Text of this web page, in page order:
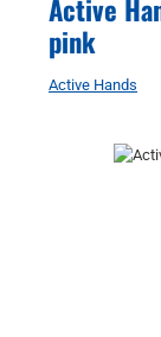
Active
pink
Active Hands
Bildergalerie